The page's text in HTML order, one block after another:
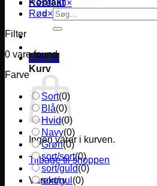
Kontakt
Søg
efter:
0,00 kr.
Kurv
Ingen varer i kurven.
Tilbage til shoppen
Varekurv
Reset all ×
Rød×
Filter
0 vare found
Farve
Sort(0)
Blå(0)
Hvid(0)
Navy(0)
Grøn(0)
sort/sort(0)
sort/guld(0)
sort/gul (0)